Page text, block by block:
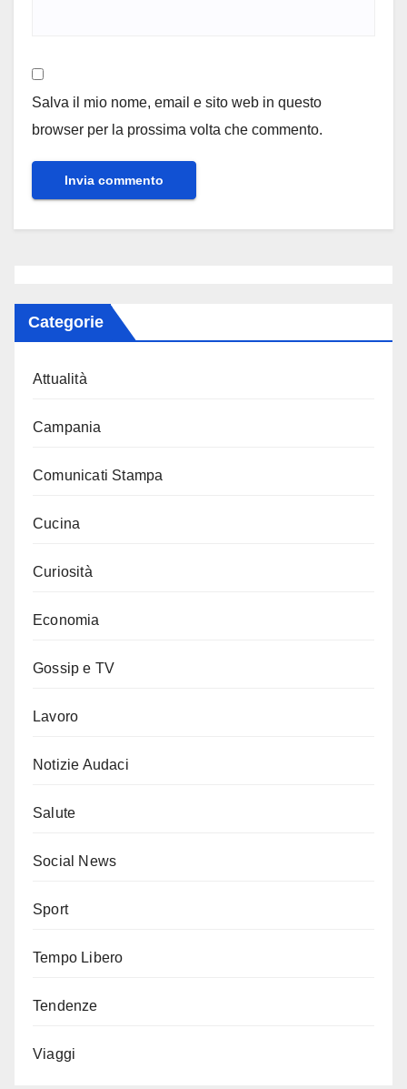
Salva il mio nome, email e sito web in questo
browser per la prossima volta che commento.
Categorie
Attualità
Campania
Comunicati Stampa
Cucina
Curiosità
Economia
Gossip e TV
Lavoro
Notizie Audaci
Salute
Social News
Sport
Tempo Libero
Tendenze
Viaggi